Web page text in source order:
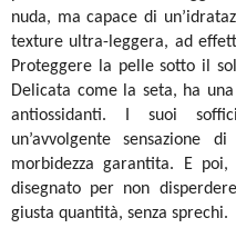
nuda, ma capace di
texture ultra-leggera, ad
Proteggere la pelle sotto il
Delicata come la seta, ha
antiossidanti. I suoi
un’avvolgente sensazione
morbidezza garantita. E
disegnato per non
giusta quantità, senza sprechi.